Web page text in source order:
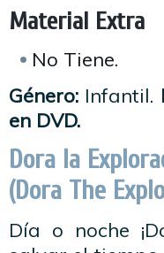
Material Extra
No Tiene.
Género: Infantil.
en DVD.
Dora la
(Dora The
Día o noche